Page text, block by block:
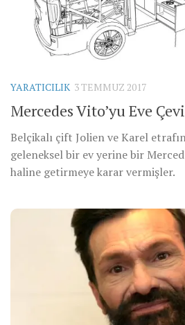
YARATICILIK 3 TEMMUZ 2017
Mercedes Vito’yu Eve
Belçikalı çift Jolien ve Karel
geleneksel bir ev yerine bir
haline getirmeye karar vermişler.